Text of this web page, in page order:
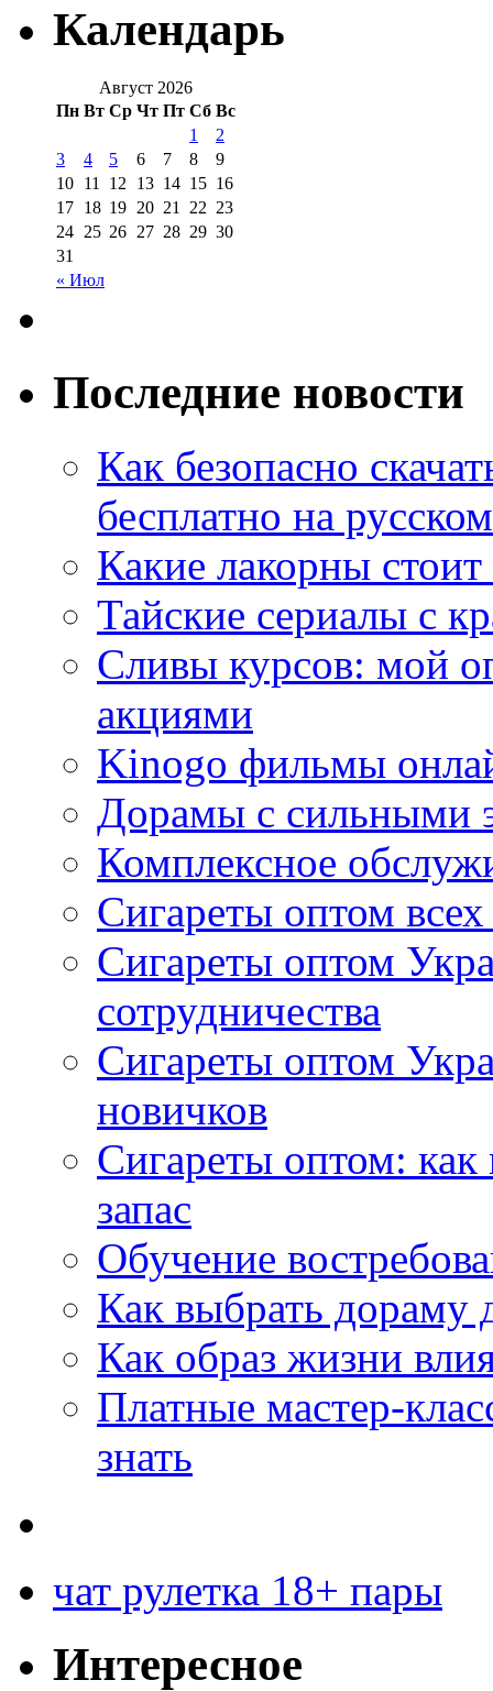
Календарь
Август 2026
Пн Вт Ср Чт Пт Сб Вс
« Июл
1
2
3
4 5 6 7 8
9
10 11 12 13 14 15 16
17 18 19 20 21 22 23
24 25 26 27 28 29 30
31
Последние новости
Как безопасно
бесплатно на
Какие лакорны
Тайские сериалы с
Сливы курсов: мой
акциями
Kinogo фильмы
Дорамы с сильными
Комплексное
Сигареты оптом
Сигареты оптом
сотрудничества
Сигареты оптом
новичков
Сигареты оптом:
запас
Обучение
Как выбрать дораму
Как образ жизни
Платные мастер-
знать
чат рулетка 18+ пары
Интересное